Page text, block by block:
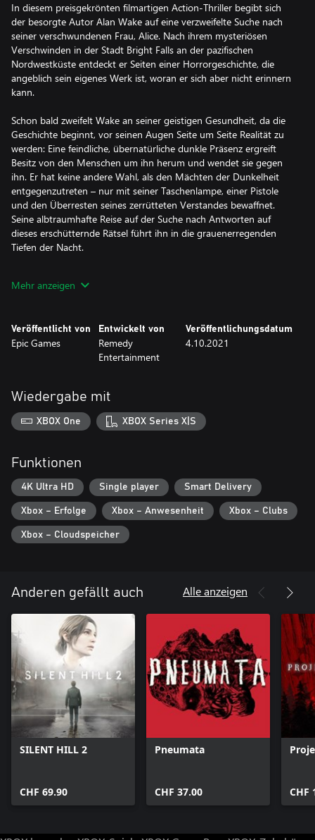
In diesem preisgekrönten filmartigen Action-Thriller begibt sich
der besorgte Autor Alan Wake auf eine verzweifelte Suche nach
seiner verschwundenen Frau, Alice. Nach ihrem mysteriösen
Verschwinden in der Stadt Bright Falls an der pazifischen
Nordwestküste entdeckt er Seiten einer Horrorgeschichte, die
angeblich sein eigenes Werk ist, woran er sich aber nicht erinnern
kann.
Schon bald zweifelt Wake an seiner geistigen Gesundheit, da die
Geschichte beginnt, vor seinen Augen Seite um Seite Realität zu
werden: Eine feindliche, übernatürliche dunkle Präsenz ergreift
Besitz von den Menschen um ihn herum und wendet sie gegen
ihn. Er hat keine andere Wahl, als den Mächten der Dunkelheit
entgegenzutreten – nur mit seiner Taschenlampe, einer Pistole
und den Überresten seines zerrütteten Verstandes bewaffnet.
Seine albtraumhafte Reise auf der Suche nach Antworten auf
dieses erschütternde Rätsel führt ihn in die grauenerregenden
Tiefen der Nacht.
Hauptspiel und seine zwei Erweiterungen (The Signal und The
Wendungen, spannenden offenen Enden und intensiven
Kampfeinlagen, bei denen Kugeln nicht ausreichen, um die
Dunkelheit zu vertreiben. Die Zwischensequenzen des Spiels, die
pazifischen Nordwestens wurden zu einem Erlebnis erweitert, das
sowohl durch seine visuelle Wirkung als auch durch seine
beunruhigende Atmosphäre besticht.
Mehr anzeigen
Veröffentlicht von
Epic Games
Entwickelt von
Remedy
Entertainment
Veröffentlichungsdatum
4.10.2021
Wiedergabe mit
XBOX One XBOX Series X|S
Funktionen
4K Ultra HD Single player Smart Delivery
Xbox – Erfolge Xbox – Anwesenheit Xbox – Clubs
Xbox – Cloudspeicher
Anderen gefällt auch Alle anzeigen
SILENT HILL 2
CHF 69.90
Pneumata
CHF 37.00 CHF